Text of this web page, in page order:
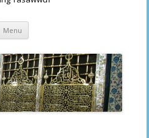
Menu Skip
content